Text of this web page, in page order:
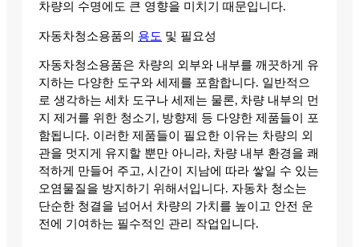
차량의 수명에도 큰 영향을 미치기 때문입니다.
자동차청소용품의 용도 및 필요성
자동차청소용품은 차량의 외부와 내부를 깨끗하게 유
지하는 다양한 도구와 세제를 포함합니다. 일반적으
로 생각하는 세차 도구나 세제는 물론, 차량 내부의 먼
지 제거를 위한 청소기, 방향제 등 다양한 제품들이 포
함됩니다. 이러한 제품들이 필요한 이유는 차량의 외
관을 멋지게 유지할 뿐만 아니라, 차량 내부 환경을 쾌
적하게 만들어 주고, 시간이 지남에 따라 쌓일 수 있는
오염물질을 방지하기 위해서입니다. 자동차 청소는
단순한 청결을 넘어서 차량의 가치를 높이고 안전 운
전에 기여하는 필수적인 관리 작업입니다.